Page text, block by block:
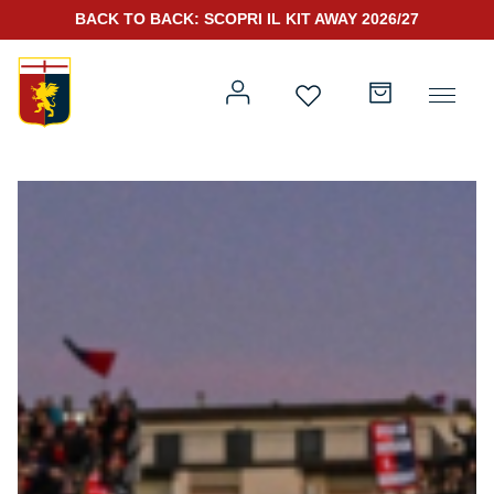
Prima squadra
Genoa for Special
Rappresentanza
Kit Gara 25/26
BACK TO BACK: SCOPRI IL KIT AWAY 2026/27